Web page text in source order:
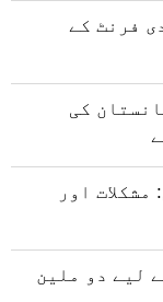
فرنٹ کے
کی
اور
لیے دو ملین